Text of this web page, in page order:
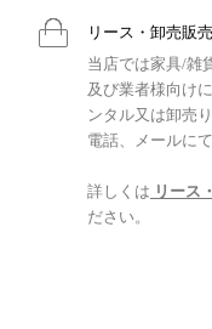
リース・卸売販
当店では家具/雑
及び業者様向け
ンタル又は卸売
電話、メールに
詳しくは リース
ださい。